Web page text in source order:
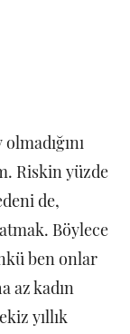
Riskin yüzde
de,
Böylece
ben onlar
az kadın
yıllık